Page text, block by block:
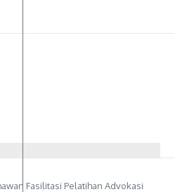
Fasilitasi Pelatihan Advokasi